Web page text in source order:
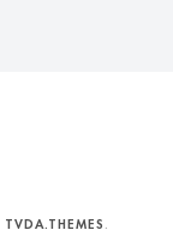
TVDA.THEMES